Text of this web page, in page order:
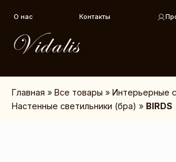
О нас Контакты
Главная »Все товары »Интерьерные
Настенные светильники (бра) » BIRDS